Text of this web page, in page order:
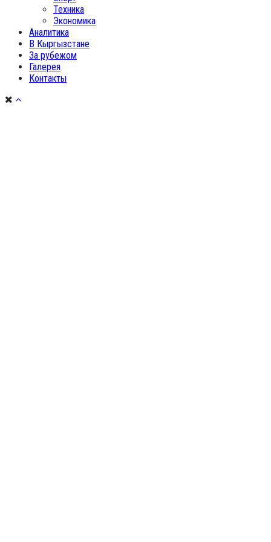
Техника
Экономика
Аналитика
В Кыргызстане
За рубежом
Галерея
Контакты